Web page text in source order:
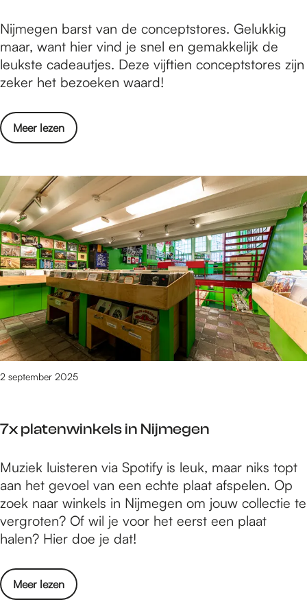
i
n
N
i
m
e
n
1
5
x
l
u
k
o
n
c
e
p
t
s
t
o
r
e
s
n
N
j
m
e
g
e
Nijmegen barst van de conceptstores. Gelukkig
maar, want hier vind je snel en gemakkelijk de
leukste cadeautjes. Deze vijftien conceptstores zijn
zeker het bezoeken waard!
Meer lezen
o
v
1
5
x
l
e
u
k
e
o
n
p
s
t
o
r
e
i
n
7x platenwinkels in Nijmegen
2 september 2025
7
x
p
l
a
e
n
Muziek luisteren via Spotify is leuk, maar niks topt
aan het gevoel van een echte plaat afspelen. Op
zoek naar winkels in Nijmegen om jouw collectie te
vergroten? Of wil je voor het eerst een plaat
halen? Hier doe je dat!
Meer lezen
o
v